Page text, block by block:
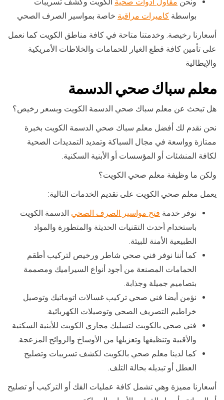
بواسطة كاميرات مراقبة خاصة بمواسير الصرف الصحي
أسعارنا رخيصة. وخدمتنا متاحة في كافة مناطق الكويت كما نعمل
على تأمين كافة قطع الغيار للحمامات والخلاطات الأمريكية
والإيطالية
معلم سباك صحي الدسمة
هل تبحث عن معلم سباك صحي الدسمة الكويت وبسعر رخيص؟
نحن نقدم لك أفضل معلم سباك صحي الدسمة الكويت بخبرة
ممتازة وواسعة في مجال السباكة وتمديد التمديدات الصحية
لكافة المنشئات أو المؤسسات أو الأبنية السكنية.
ولكن ما وظيفة معلم صحي الكويت؟
يعمل معلم صحي الكويت على تقديم الخدمات التالية:
نوفر خدمة فتح مواسير الصرف الصحي الدسمة الكويت
باستخدام أحدث التقنيات الحديثة والمتطورة والمواد
الطبيعية الأمنة للبيئة.
كما أننا نوفر فني صحي شاطر ورخيص لتركيب أطقم
الحمامات المصنعة من أجود أنواع السيراميك ومصممة
بتصاميم جميلة وجذابة.
نؤمن أيضا فني صحي تركيب غسالات اتوماتيك وتوصيل
خراطيم التصريف الصحي وتوصيلات الكهربائية.
فني صحي بالكويت لتسليك مجاري الكويت للأبنية السكنية
والأقبية وتنظيفها وتعزيلها من الأوساخ والروائح المزعجة.
كما لدينا معلم صحي بالكويت لكشف تسريبات وتصليح
العطل أو تبديله بحالة التلف.
أسعارنا مميزة وهي تشمل كافة عمليات الفك أو التركيب أو تصليح